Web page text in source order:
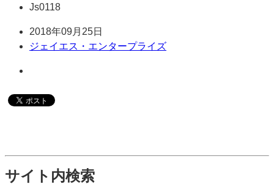
Js0118
2018年09月25日
ジェイエス・エンタープライズ
サイト内検索